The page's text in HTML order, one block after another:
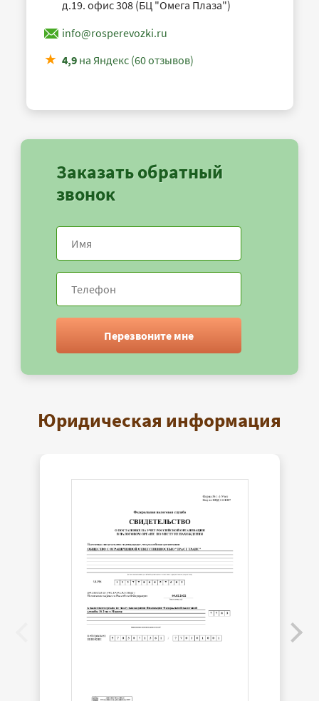
д.19. офис 308 (БЦ "Омега Плаза")
info@rosperevozki.ru
4,9на Яндекс (60 отзывов)
Заказать обратный
звонок
Перезвоните мне
Юридическая информация